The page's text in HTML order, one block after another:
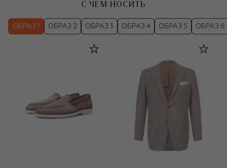
С ЧЕМ НОСИТЬ
ОБРАЗ 1 ОБРАЗ 2 ОБРАЗ 3 ОБРАЗ 4 ОБРАЗ 5 ОБРАЗ 6